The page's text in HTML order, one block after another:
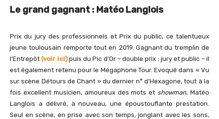
Le grand gagnant : Matéo Langlois
Prix du jury des professionnels et Prix du public, ce talentueux
jeune toulousain remporte tout en 2019. Gagnant du tremplin de
l’Entrepôt (voir ici)puis du Pic d’Or – double prix : jury et public – il
est également retenu pour le Mégaphone Tour. Evoqué dans « Vu
sur scène Détours de Chant » du dernier n° d’Hexagone, tout à la
fois excellent musicien, amoureux des mots et showman, Matéo
Langlois a délivré, à nouveau, une époustouflante prestation.
Seul en scène, en prise avec son temps, jonglant avec les sons,